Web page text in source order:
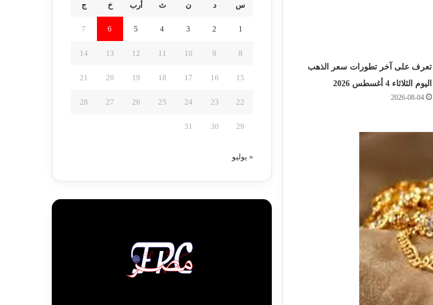
تعرف على آخر تطورات سعر الذهب
اليوم الثلاثاء 4 أغسطس 2026
2026-08-04
س د ن ث أرب خ ج
1
2
3
4
5
6
7
8
9
10
11
12
13
14
15
16
17
18
19
20
21
22
23
24
25
26
27
28
29
30
31
« يوليو